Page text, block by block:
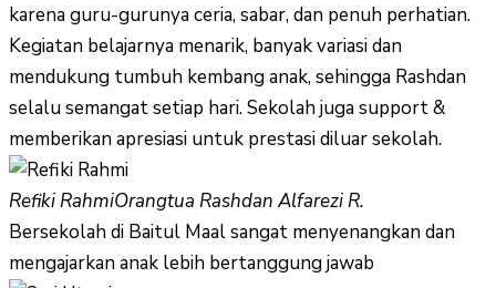
karena guru-gurunya ceria, sabar, dan penuh perhatian.
Kegiatan belajarnya menarik, banyak variasi dan
mendukung tumbuh kembang anak, sehingga Rashdan
selalu semangat setiap hari. Sekolah juga support &
memberikan apresiasi untuk prestasi diluar sekolah.
Refiki RahmiOrangtua Rashdan Alfarezi R.
Bersekolah di Baitul Maal sangat menyenangkan dan
mengajarkan anak lebih bertanggung jawab